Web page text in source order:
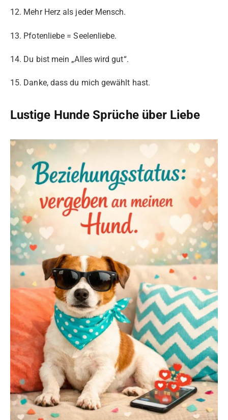
12. Mehr Herz als jeder Mensch.
13. Pfotenliebe = Seelenliebe.
14. Du bist mein „Alles wird gut“.
15. Danke, dass du mich gewählt hast.
Lustige Hunde Sprüche über Liebe